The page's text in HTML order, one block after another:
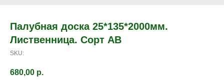
Палубная доска 25*135*2000мм.
Лиственница. Сорт АВ
SKU:
680,00 р.